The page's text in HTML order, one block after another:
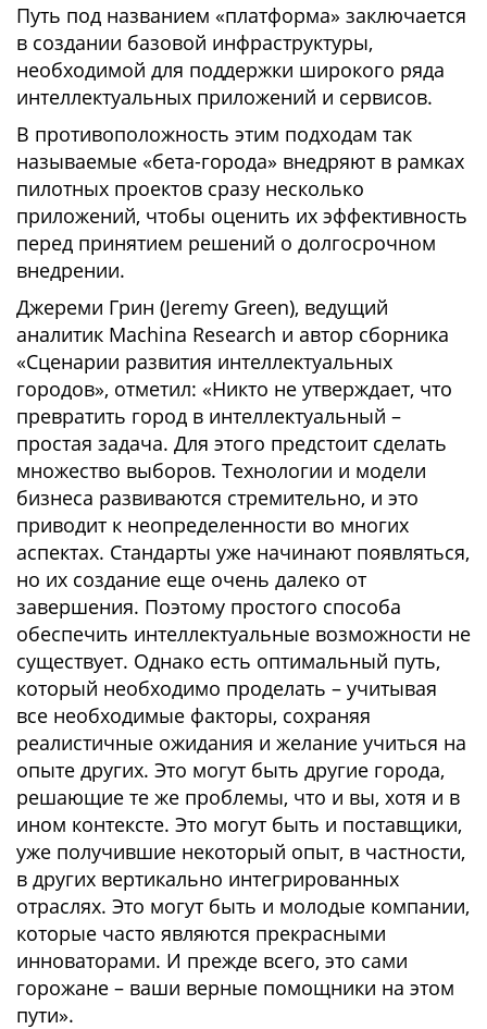
Путь под названием «платформа» заключается
в создании базовой инфраструктуры,
необходимой для поддержки широкого ряда
интеллектуальных приложений и сервисов.
В противоположность этим подходам так
называемые «бета-города» внедряют в рамках
пилотных проектов сразу несколько
приложений, чтобы оценить их эффективность
перед принятием решений о долгосрочном
внедрении.
Джереми Грин (Jeremy Green), ведущий
аналитик Machina Research и автор сборника
«Сценарии развития интеллектуальных
городов», отметил: «Никто не утверждает, что
превратить город в интеллектуальный –
простая задача. Для этого предстоит сделать
множество выборов. Технологии и модели
бизнеса развиваются стремительно, и это
приводит к неопределенности во многих
аспектах. Стандарты уже начинают появляться,
но их создание еще очень далеко от
завершения. Поэтому простого способа
обеспечить интеллектуальные возможности не
существует. Однако есть оптимальный путь,
который необходимо проделать – учитывая
все необходимые факторы, сохраняя
реалистичные ожидания и желание учиться на
опыте других. Это могут быть другие города,
решающие те же проблемы, что и вы, хотя и в
ином контексте. Это могут быть и поставщики,
уже получившие некоторый опыт, в частности,
в других вертикально интегрированных
отраслях. Это могут быть и молодые компании,
которые часто являются прекрасными
инноваторами. И прежде всего, это сами
горожане – ваши верные помощники на этом
пути».